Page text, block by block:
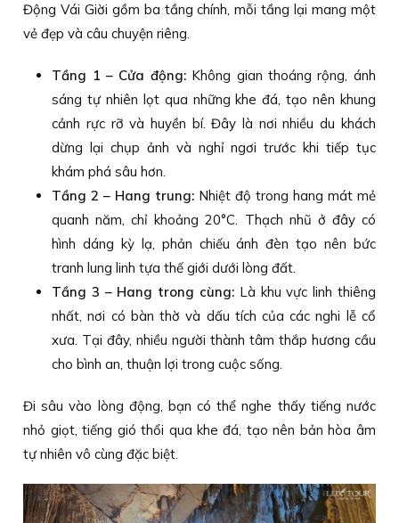
Động Vái Giời gồm ba tầng chính, mỗi tầng lại mang một
vẻ đẹp và câu chuyện riêng.
Tầng 1 – Cửa động: Không gian thoáng rộng, ánh
sáng tự nhiên lọt qua những khe đá, tạo nên khung
cảnh rực rỡ và huyền bí. Đây là nơi nhiều du khách
dừng lại chụp ảnh và nghỉ ngơi trước khi tiếp tục
khám phá sâu hơn.
Tầng 2 – Hang trung: Nhiệt độ trong hang mát mẻ
quanh năm, chỉ khoảng 20°C. Thạch nhũ ở đây có
hình dáng kỳ lạ, phản chiếu ánh đèn tạo nên bức
tranh lung linh tựa thế giới dưới lòng đất.
Tầng 3 – Hang trong cùng: Là khu vực linh thiêng
nhất, nơi có bàn thờ và dấu tích của các nghi lễ cổ
xưa. Tại đây, nhiều người thành tâm thắp hương cầu
cho bình an, thuận lợi trong cuộc sống.
Đi sâu vào lòng động, bạn có thể nghe thấy tiếng nước
nhỏ giọt, tiếng gió thổi qua khe đá, tạo nên bản hòa âm
tự nhiên vô cùng đặc biệt.